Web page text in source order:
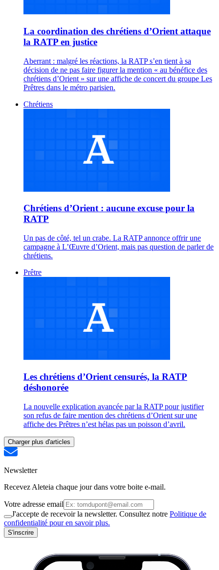
La coordination des chrétiens d’Orient attaque
la RATP en justice
Aberrant : malgré les réactions, la RATP s’en tient à sa
décision de ne pas faire figurer la mention « au bénéfice des
chrétiens d’Orient » sur une affiche de concert du groupe Les
Prêtres dans le métro parisien.
Chrétiens
Chrétiens d’Orient : aucune excuse pour la
RATP
Un pas de côté, tel un crabe. La RATP annonce offrir une
campagne à L’Œuvre d’Orient, mais pas question de parler de
chrétiens.
Prêtre
Les chrétiens d’Orient censurés, la RATP
déshonorée
La nouvelle explication avancée par la RATP pour justifier
son refus de faire mention des chrétiens d’Orient sur une
affiche des Prêtres n’est hélas pas un poisson d’avril.
Charger plus d'articles
Newsletter
Recevez Aleteia chaque jour dans votre boite e-mail.
Votre adresse email
J'accepte de recevoir la newsletter. Consultez notre Politique de
confidentialité pour en savoir plus.
S'inscrire